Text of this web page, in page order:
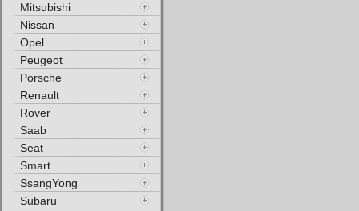
Mitsubishi
Nissan
Opel
Peugeot
Porsche
Renault
Rover
Saab
Seat
Smart
SsangYong
Subaru